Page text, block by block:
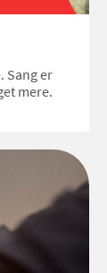
Sang er
mere.